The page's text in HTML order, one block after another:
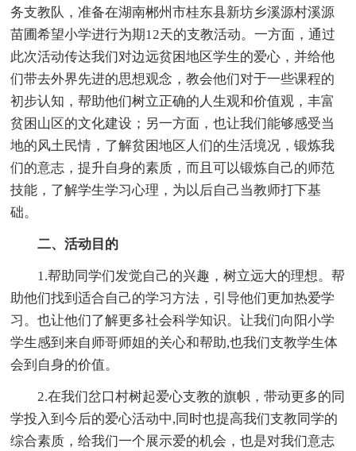
务支教队，准备在湖南郴州市桂东县新坊乡溪源村溪源
苗圃希望小学进行为期12天的支教活动。一方面，通过
此次活动传达我们对边远贫困地区学生的爱心，并给他
们带去外界先进的思想观念，教会他们对于一些课程的
初步认知，帮助他们树立正确的人生观和价值观，丰富
贫困山区的文化建设；另一方面，也让我们能够感受当
地的风土民情，了解贫困地区人们的生活境况，锻炼我
们的意志，提升自身的素质，而且可以锻炼自己的师范
技能，了解学生学习心理，为以后自己当教师打下基
础。
二、活动目的
1.帮助同学们发觉自己的兴趣，树立远大的理想。帮
助他们找到适合自己的学习方法，引导他们更加热爱学
习。也让他们了解更多社会科学知识。让我们向阳小学
学生感到来自师哥师姐的关心和帮助,也我们支教学生体
会到自身的价值。
2.在我们岔口村树起爱心支教的旗帜，带动更多的同
学投入到今后的爱心活动中,同时也提高我们支教同学的
综合素质，给我们一个展示爱的机会，也是对我们意志